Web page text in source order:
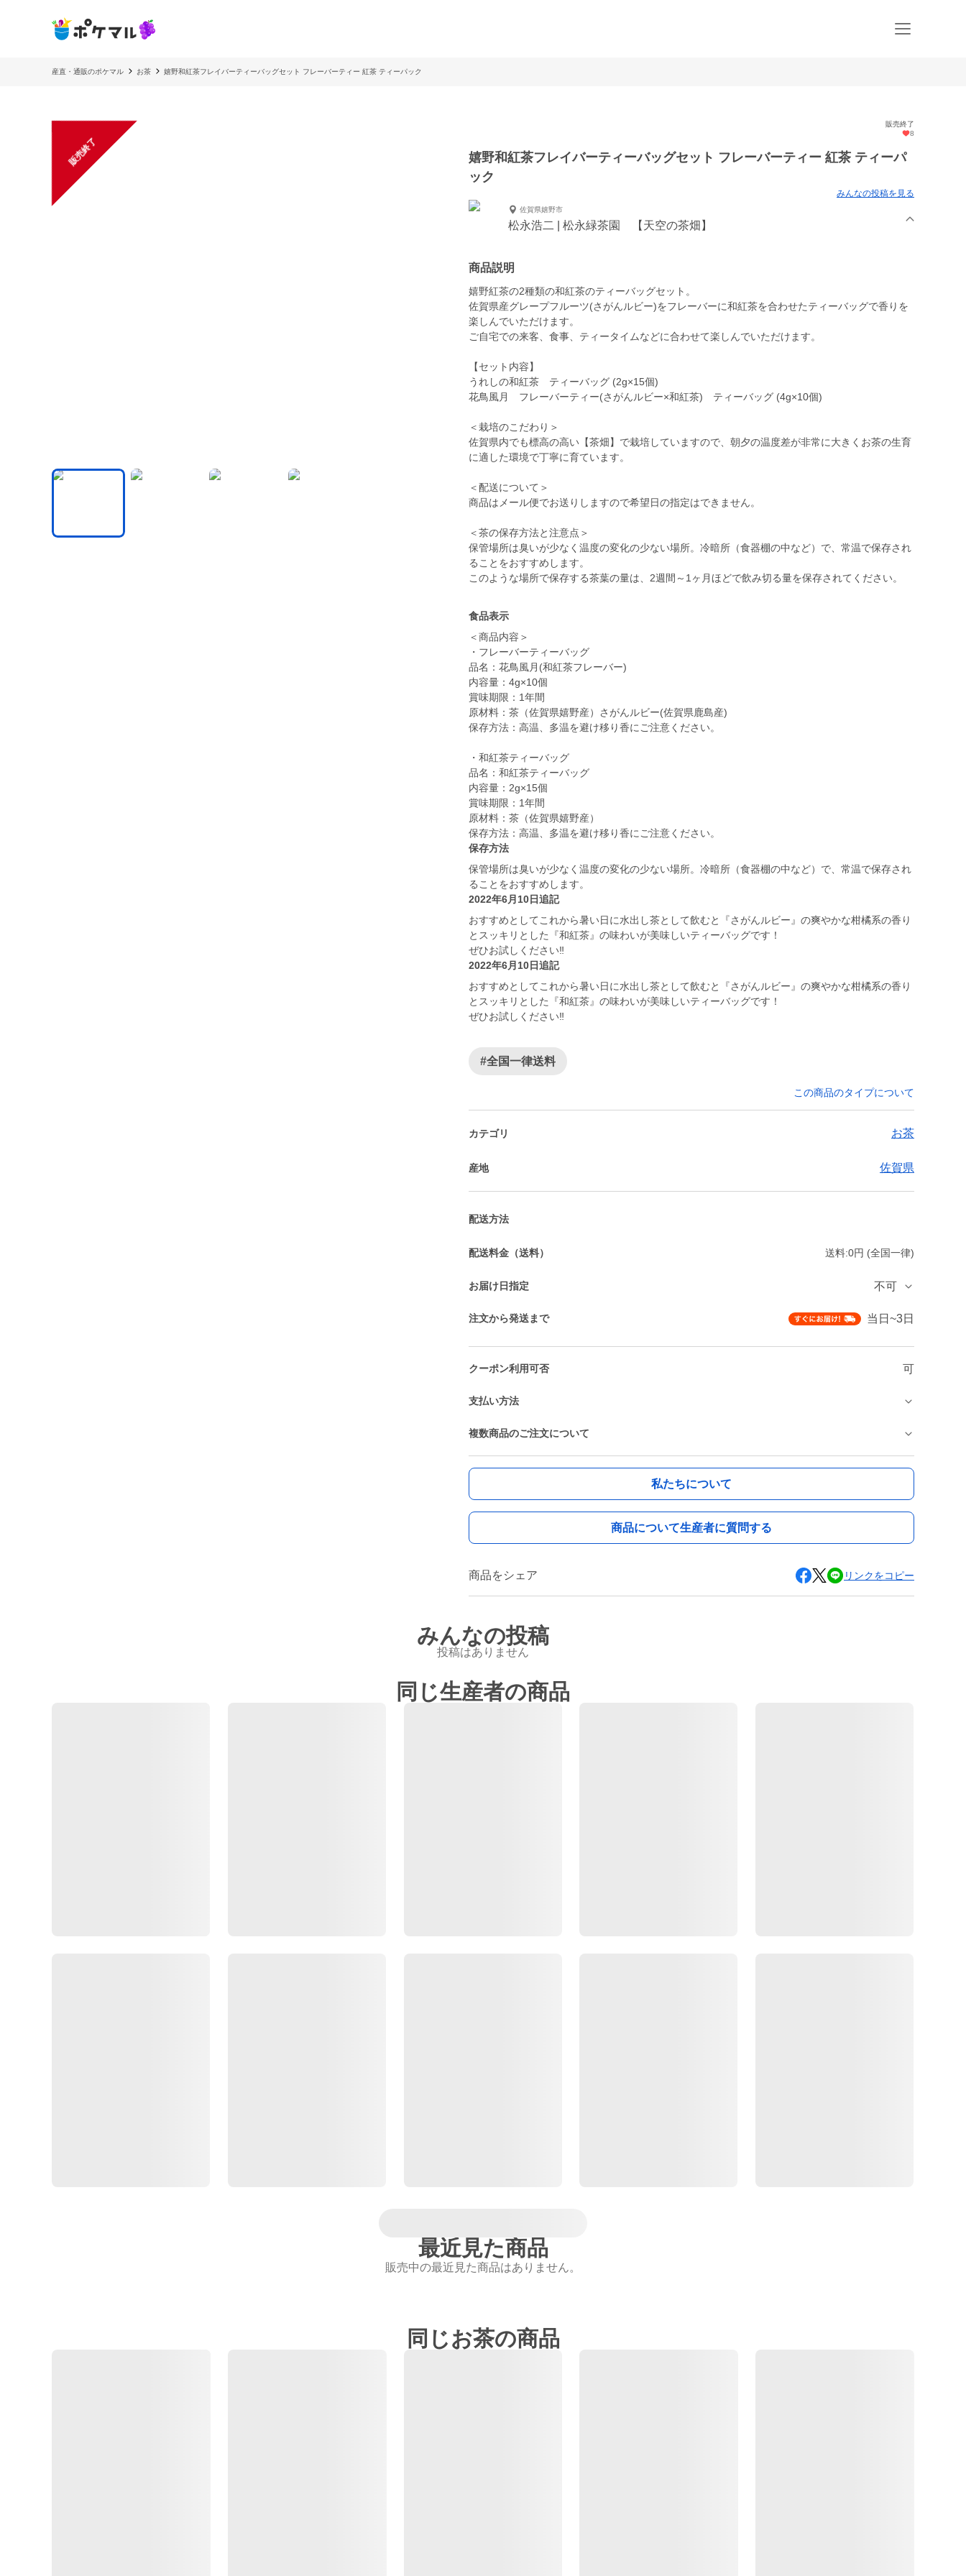
産直・通販のポケマル お茶 嬉野和紅茶フレイバーティーバッグセット フレーバーティー 紅茶 ティーパック
販売終了
販売終了
8
嬉野和紅茶フレイバーティーバッグセット フレーバーティー 紅茶 ティーパ
ック
みんなの投稿を見る
佐賀県嬉野市
松永浩二 | 松永緑茶園 【天空の茶畑】
商品説明
嬉野紅茶の2種類の和紅茶のティーバッグセット。
佐賀県産グレープフルーツ(さがんルビー)をフレーバーに和紅茶を合わせたティーバッグで香りを
楽しんでいただけます。
ご自宅での来客、食事、ティータイムなどに合わせて楽しんでいただけます。
【セット内容】
うれしの和紅茶 ティーバッグ (2g×15個)
花鳥風月 フレーバーティー(さがんルビー×和紅茶) ティーバッグ (4g×10個)
＜栽培のこだわり＞
佐賀県内でも標高の高い【茶畑】で栽培していますので、朝夕の温度差が非常に大きくお茶の生育
に適した環境で丁寧に育ています。
＜配送について＞
商品はメール便でお送りしますので希望日の指定はできません。
＜茶の保存方法と注意点＞
保管場所は臭いが少なく温度の変化の少ない場所。冷暗所（食器棚の中など）で、常温で保存され
ることをおすすめします。
このような場所で保存する茶葉の量は、2週間～1ヶ月ほどで飲み切る量を保存されてください。
食品表示
＜商品内容＞
・フレーバーティーバッグ
品名：花鳥風月(和紅茶フレーバー)
内容量：4g×10個
賞味期限：1年間
原材料：茶（佐賀県嬉野産）さがんルビー(佐賀県鹿島産)
保存方法：高温、多温を避け移り香にご注意ください。
・和紅茶ティーバッグ
品名：和紅茶ティーバッグ
内容量：2g×15個
賞味期限：1年間
原材料：茶（佐賀県嬉野産）
保存方法：高温、多温を避け移り香にご注意ください。
保存方法
保管場所は臭いが少なく温度の変化の少ない場所。冷暗所（食器棚の中など）で、常温で保存され
ることをおすすめします。
2022年6月10日追記
おすすめとしてこれから暑い日に水出し茶として飲むと『さがんルビー』の爽やかな柑橘系の香り
とスッキリとした『和紅茶』の味わいが美味しいティーバッグです！
ぜひお試しください‼️
2022年6月10日追記
おすすめとしてこれから暑い日に水出し茶として飲むと『さがんルビー』の爽やかな柑橘系の香り
とスッキリとした『和紅茶』の味わいが美味しいティーバッグです！
ぜひお試しください‼️
#全国一律送料
この商品のタイプについて
カテゴリ お茶
産地 佐賀県
配送方法
配送料金（送料） 送料:0円 (全国一律)
お届け日指定 不可
注文から発送まで 当日~3日
クーポン利用可否 可
支払い方法
複数商品のご注文について
私たちについて
商品について生産者に質問する
商品をシェア リンクをコピー
みんなの投稿
投稿はありません
同じ生産者の商品
最近見た商品
販売中の最近見た商品はありません。
同じお茶の商品